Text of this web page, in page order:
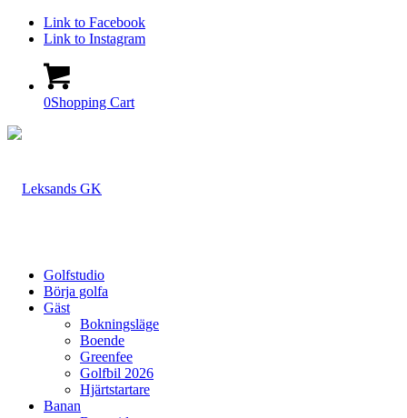
Link to Facebook
Link to Instagram
0Shopping Cart
Golfstudio
Börja golfa
Gäst
Bokningsläge
Boende
Greenfee
Golfbil 2026
Hjärtstartare
Banan